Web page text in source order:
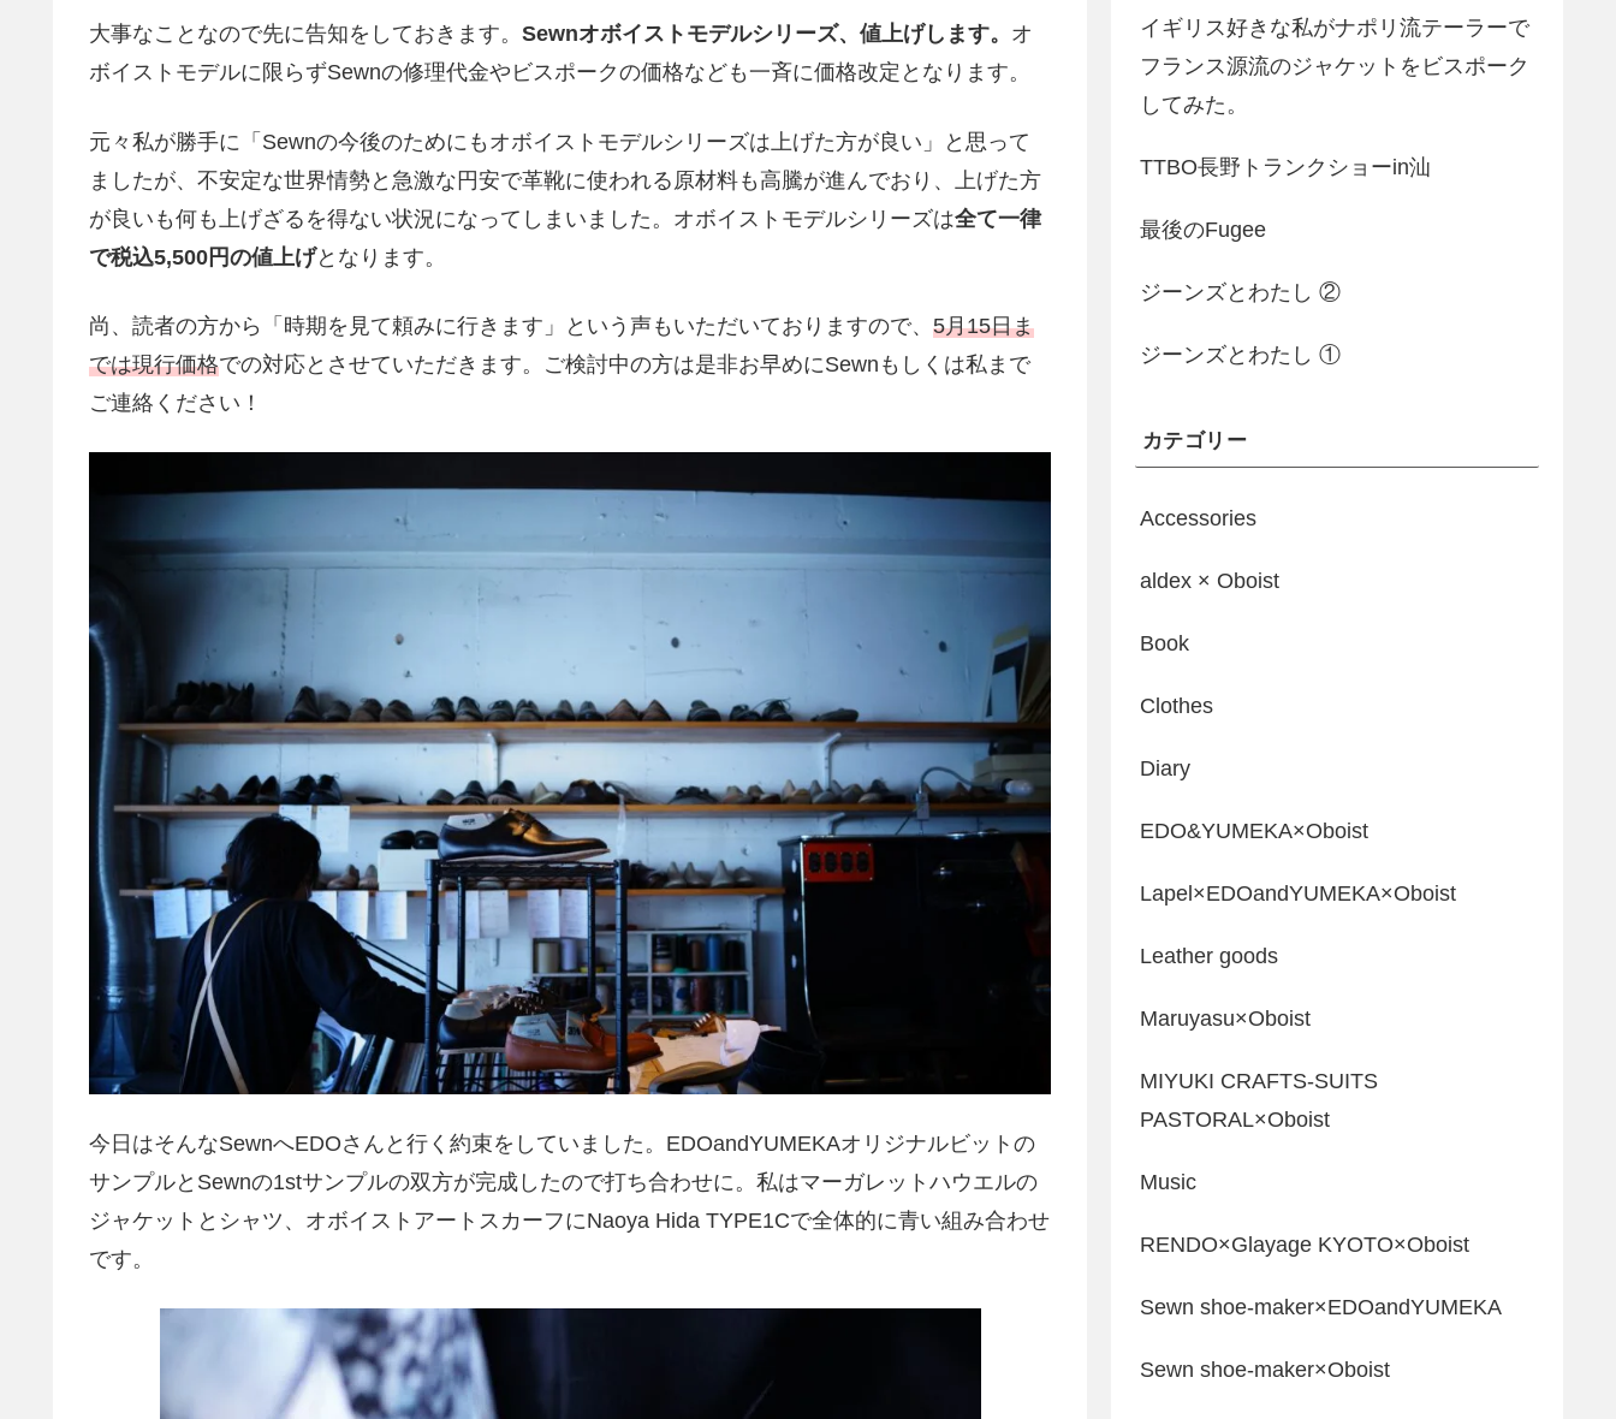
大事なことなので先に告知をしておきます。 Sewnオボイストモデルシリーズ、値上げします。 オ
ボイストモデルに限らずSewnの修理代金やビスポークの価格なども一斉に価格改定となります。
元々私が勝手に「Sewnの今後のためにもオボイストモデルシリーズは上げた方が良い」と思って
ましたが、不安定な世界情勢と急激な円安で革靴に使われる原材料も高騰が進んでおり、上げた方
が良いも何も上げざるを得ない状況になってしまいました。オボイストモデルシリーズは全て一律
で税込5,500円の値上げとなります。
尚、読者の方から「時期を見て頼みに行きます」という声もいただいておりますので、 5月15日ま
では現行価格での対応とさせていただきます。ご検討中の方は是非お早めにSewnもしくは私まで
ご連絡ください！
今日はそんなSewnへEDOさんと行く約束をしていました。EDOandYUMEKAオリジナルビットの
サンプルとSewnの1stサンプルの双方が完成したので打ち合わせに。私はマーガレットハウエルの
ジャケットとシャツ、オボイストアートスカーフにNaoya Hida TYPE1Cで全体的に青い組み合わせ
です。
イギリス好きな私がナポリ流テーラーで
フランス源流のジャケットをビスポーク
してみた。
TTBO長野トランクショーin汕
最後のFugee
ジーンズとわたし ②
ジーンズとわたし ①
カテゴリー
Accessories
aldex × Oboist
Book
Clothes
Diary
EDO&YUMEKA×Oboist
Lapel×EDOandYUMEKA×Oboist
Leather goods
Maruyasu×Oboist
MIYUKI CRAFTS-SUITS
PASTORAL×Oboist
Music
RENDO×Glayage KYOTO×Oboist
Sewn shoe-maker×EDOandYUMEKA
Sewn shoe-maker×Oboist